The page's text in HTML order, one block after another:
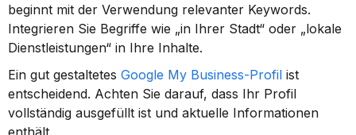
beginnt mit der Verwendung relevanter Keywords.
Integrieren Sie Begriffe wie „in Ihrer Stadt“ oder „lokale
Dienstleistungen“ in Ihre Inhalte.
Ein gut gestaltetes Google My Business-Profil ist
entscheidend. Achten Sie darauf, dass Ihr Profil
vollständig ausgefüllt ist und aktuelle Informationen
enthält.